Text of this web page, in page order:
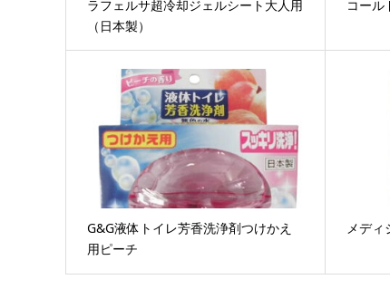
ラフェルサ超冷却ジェルシート大人用
（日本製）
コール
G&G液体トイレ芳香洗浄剤つけかえ
用ピーチ
メディ